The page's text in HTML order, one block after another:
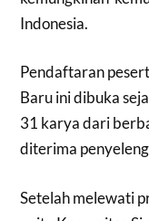
Indonesia.
Pendaftaran
Baru ini dibuka
31 karya dari
diterima
Setelah melewati